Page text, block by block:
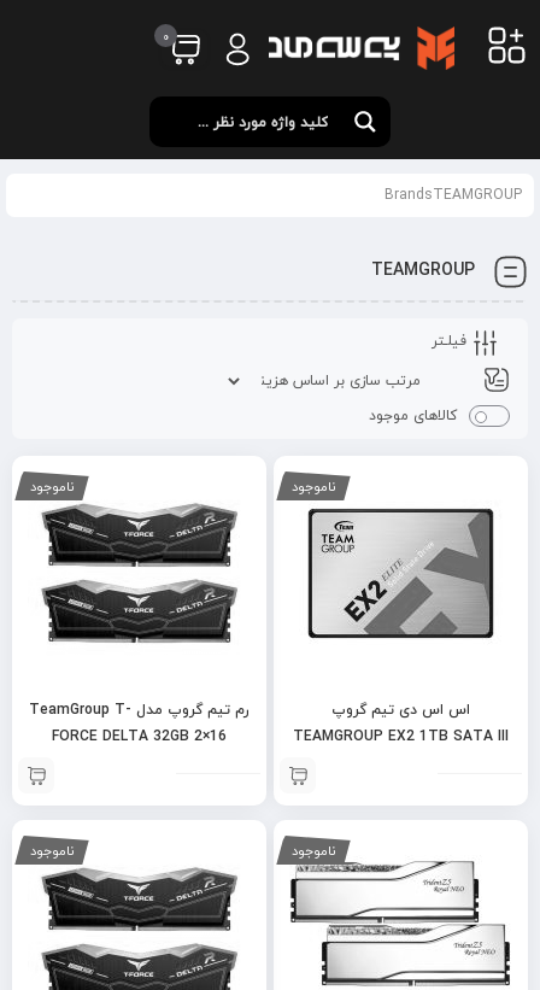
0
BrandsTEAMGROUP
TEAMGROUP
فیلـتر
کالاهای موجود
ناموجود
اس اس دی تیم گروپ
TEAMGROUP EX2 1TB SATA III
ناموجود
رم تیم گروپ مدل TeamGroup T-
FORCE DELTA 32GB 2×16
ناموجود ناموجود